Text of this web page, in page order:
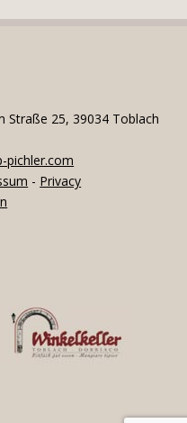
Straße 25, 39034 Toblach
pichler.com
- Privacy